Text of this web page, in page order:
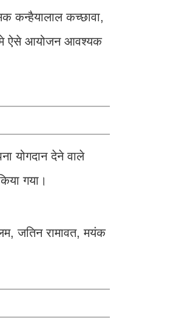
कन्हैयालाल कच्छावा,
मे ऐसे आयोजन आवश्यक
योगदान देने वाले
गया।
जतिन रामावत, मयंक